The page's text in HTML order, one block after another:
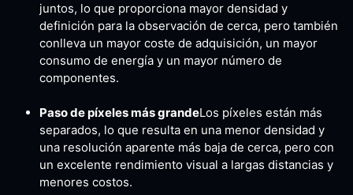
juntos, lo que proporciona mayor densidad y
definición para la observación de cerca, pero también
conlleva un mayor coste de adquisición, un mayor
consumo de energía y un mayor número de
componentes.
Paso de píxeles más grandeLos píxeles están más
separados, lo que resulta en una menor densidad y
una resolución aparente más baja de cerca, pero con
un excelente rendimiento visual a largas distancias y
menores costos.